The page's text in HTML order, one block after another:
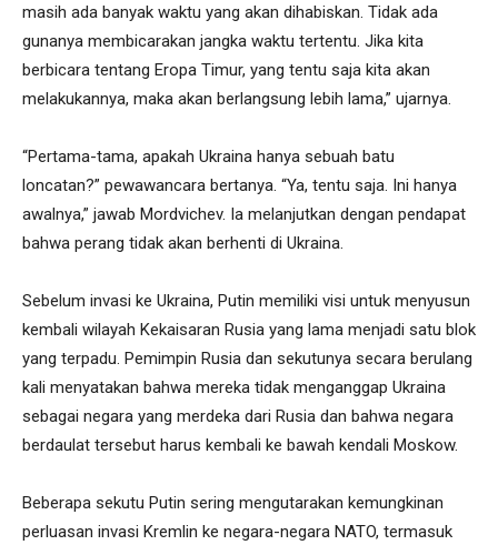
masih ada banyak waktu yang akan dihabiskan. Tidak ada
gunanya membicarakan jangka waktu tertentu. Jika kita
berbicara tentang Eropa Timur, yang tentu saja kita akan
melakukannya, maka akan berlangsung lebih lama,” ujarnya.
“Pertama-tama, apakah Ukraina hanya sebuah batu
loncatan?” pewawancara bertanya. “Ya, tentu saja. Ini hanya
awalnya,” jawab Mordvichev. Ia melanjutkan dengan pendapat
bahwa perang tidak akan berhenti di Ukraina.
Sebelum invasi ke Ukraina, Putin memiliki visi untuk menyusun
kembali wilayah Kekaisaran Rusia yang lama menjadi satu blok
yang terpadu. Pemimpin Rusia dan sekutunya secara berulang
kali menyatakan bahwa mereka tidak menganggap Ukraina
sebagai negara yang merdeka dari Rusia dan bahwa negara
berdaulat tersebut harus kembali ke bawah kendali Moskow.
Beberapa sekutu Putin sering mengutarakan kemungkinan
perluasan invasi Kremlin ke negara-negara NATO, termasuk